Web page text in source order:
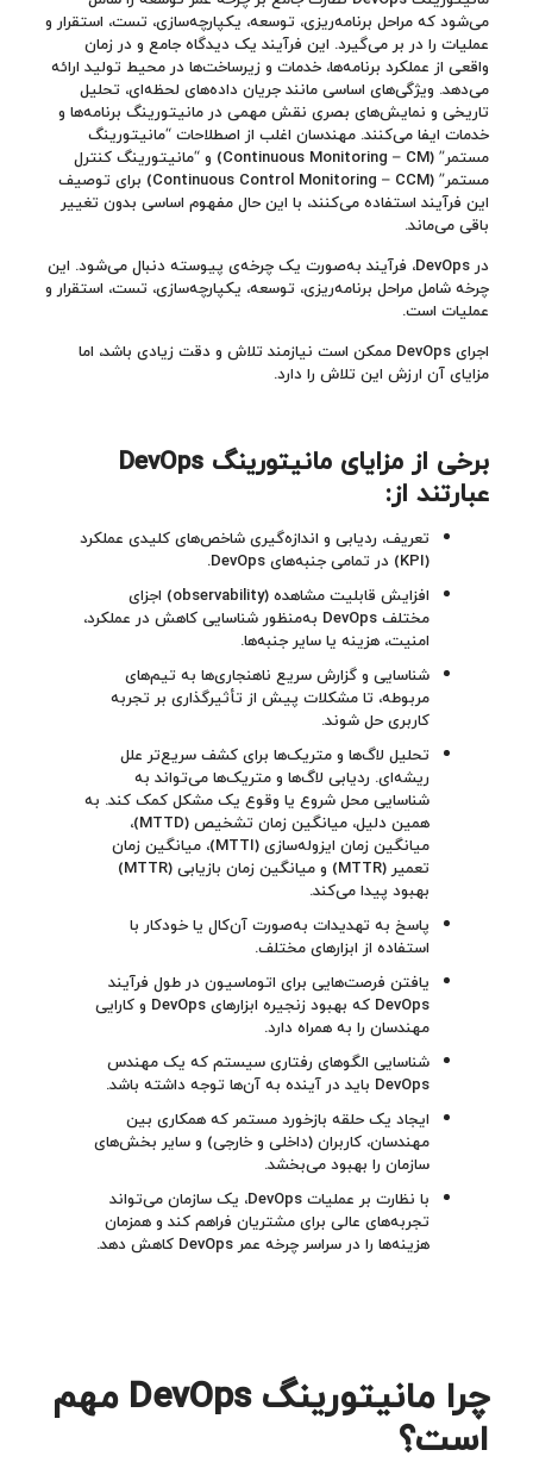
می‌شود که مراحل برنامه‌ریزی، توسعه، یکپارچه‌سازی، تست، استقرار و
عملیات را در بر می‌گیرد. این فرآیند یک دیدگاه جامع و در زمان
واقعی از عملکرد برنامه‌ها، خدمات و زیرساخت‌ها در محیط تولید ارائه
می‌دهد. ویژگی‌های اساسی مانند جریان داده‌های لحظه‌ای، تحلیل
تاریخی و نمایش‌های بصری نقش مهمی در مانیتورینگ برنامه‌ها و
خدمات ایفا می‌کنند. مهندسان اغلب از اصطلاحات “مانیتورینگ
مستمر” (Continuous Monitoring – CM) و “مانیتورینگ کنترل
مستمر” (Continuous Control Monitoring – CCM) برای توصیف
این فرآیند استفاده می‌کنند، با این حال مفهوم اساسی بدون تغییر
باقی می‌ماند.
در DevOps، فرآیند به‌صورت یک چرخه‌ی پیوسته دنبال می‌شود. این
چرخه شامل مراحل برنامه‌ریزی، توسعه، یکپارچه‌سازی، تست، استقرار و
عملیات است.
اجرای DevOps ممکن است نیازمند تلاش و دقت زیادی باشد، اما
مزایای آن ارزش این تلاش را دارد.
برخی از مزایای مانیتورینگ DevOps
عبارتند از:
تعریف، ردیابی و اندازه‌گیری شاخص‌های کلیدی عملکرد
(KPI) در تمامی جنبه‌های DevOps.
افزایش قابلیت مشاهده (observability) اجزای
مختلف DevOps به‌منظور شناسایی کاهش در عملکرد،
امنیت، هزینه یا سایر جنبه‌ها.
شناسایی و گزارش سریع ناهنجاری‌ها به تیم‌های
مربوطه، تا مشکلات پیش از تأثیرگذاری بر تجربه
کاربری حل شوند.
تحلیل لاگ‌ها و متریک‌ها برای کشف سریع‌تر علل
ریشه‌ای. ردیابی لاگ‌ها و متریک‌ها می‌تواند به
شناسایی محل شروع یا وقوع یک مشکل کمک کند. به
همین دلیل، میانگین زمان تشخیص (MTTD)،
میانگین زمان ایزوله‌سازی (MTTI)، میانگین زمان
تعمیر (MTTR) و میانگین زمان بازیابی (MTTR)
بهبود پیدا می‌کند.
پاسخ به تهدیدات به‌صورت آن‌کال یا خودکار با
استفاده از ابزارهای مختلف.
یافتن فرصت‌هایی برای اتوماسیون در طول فرآیند
DevOps که بهبود زنجیره ابزارهای DevOps و کارایی
مهندسان را به همراه دارد.
شناسایی الگوهای رفتاری سیستم که یک مهندس
DevOps باید در آینده به آن‌ها توجه داشته باشد.
ایجاد یک حلقه بازخورد مستمر که همکاری بین
مهندسان، کاربران (داخلی و خارجی) و سایر بخش‌های
سازمان را بهبود می‌بخشد.
با نظارت بر عملیات DevOps، یک سازمان می‌تواند
تجربه‌های عالی برای مشتریان فراهم کند و همزمان
هزینه‌ها را در سراسر چرخه عمر DevOps کاهش دهد.
چرا مانیتورینگ DevOps مهم
است؟